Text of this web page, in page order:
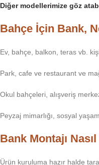
Diğer modellerimize göz
Bahçe İçin Bank,
Ev, bahçe, balkon, teras vb.
Park, cafe ve restaurant ve
Okul bahçeleri, alışveriş
Peyzaj mimarlığı, sosyal
Bank Montajı Nasıl
Ürün kuruluma hazır halde